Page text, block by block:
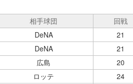
相手球団 回戦
DeNA 21
DeNA 21
広島 20
ロッテ 24